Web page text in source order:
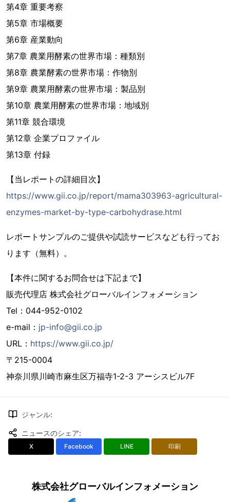
第4章 重要考察
第5章 市場概要
第6章 産業動向
第7章 農業用酵素の世界市場：種類別
第8章 農業酵素の世界市場：作物別
第9章 農業用酵素の世界市場：製品別
第10章 農業用酵素の世界市場：地域別
第11章 競合環境
第12章 企業プロファイル
第13章 付録
【当レポートの詳細目次】
https://www.gii.co.jp/report/mama303963-agricultural-
enzymes-market-by-type-carbohydrase.html
レポートサンプルのご提供や試読サービスなども行ってお
ります（無料）。
【本件に関するお問合せは下記まで】
販売代理店 株式会社グローバルインフォメーション
Tel：044-952-0102
e-mail： jp-info@gii.co.jp
URL： https://www.gii.co.jp/
〒215-0004
神奈川県川崎市麻生区万福寺1-2-3 アーシスビル7F
ジャンル:
ニュースのシェア:
X Facebook LINE 印刷
株式会社グローバルインフォメーション